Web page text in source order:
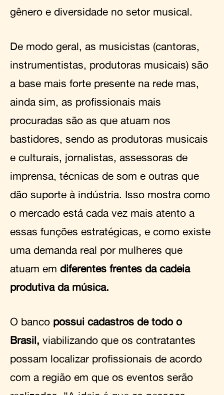
gênero e diversidade no setor musical.
De modo geral, as musicistas (cantoras,
instrumentistas, produtoras musicais) são
a base mais forte presente na rede mas,
ainda sim, as profissionais mais
procuradas são as que atuam nos
bastidores, sendo as produtoras musicais
e culturais, jornalistas, assessoras de
imprensa, técnicas de som e outras que
dão suporte à indústria. Isso mostra como
o mercado está cada vez mais atento a
essas funções estratégicas, e como existe
uma demanda real por mulheres que
atuam em diferentes frentes da cadeia
produtiva da música.
O banco possui cadastros de todo o
Brasil, viabilizando que os contratantes
possam localizar profissionais de acordo
com a região em que os eventos serão